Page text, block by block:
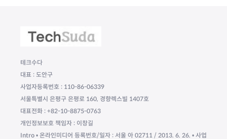
테크수다
대표 : 도안구
사업자등록번호 : 110-86-06339
서울특별시 은평구 은평로 160, 경향렉스빌 1407호
대표전화 : +82-10-8875-0763
개인정보보호 책임자 : 이창길
Intro • 온라인미디어 등록번호/일자 : 서울 아 02711 / 2013. 6. 26. • 사업